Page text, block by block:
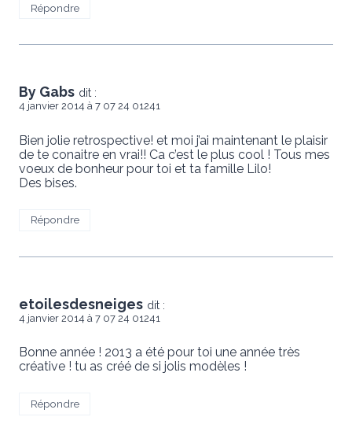
Répondre
By Gabs dit :
4 janvier 2014 à 7 07 24 01241
Bien jolie retrospective! et moi j’ai maintenant le plaisir
de te conaitre en vrai!! Ca c’est le plus cool ! Tous mes
voeux de bonheur pour toi et ta famille Lilo!
Des bises.
Répondre
etoilesdesneiges dit :
4 janvier 2014 à 7 07 24 01241
Bonne année ! 2013 a été pour toi une année très
créative ! tu as créé de si jolis modèles !
Répondre